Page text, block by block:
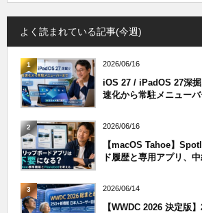
よく読まれている記事(今週)
1 2026/06/16
iOS 27 / iPadOS 27深
速化から常駐メニュー
2 2026/06/16
【macOS Tahoe】
ド履歴と専用アプリ、
3 2026/06/14
【WWDC 2026 決定版